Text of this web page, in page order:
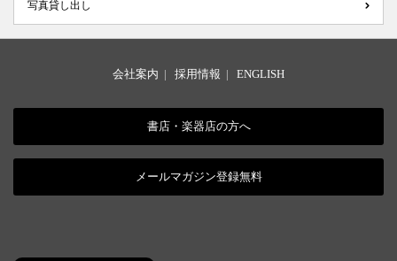
写真貸し出し
会社案内 | 採用情報 | ENGLISH
書店・楽器店の方へ
メールマガジン登録無料